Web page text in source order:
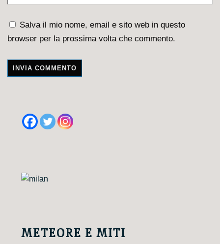
Salva il mio nome, email e sito web in questo
browser per la prossima volta che commento.
METEORE E MITI